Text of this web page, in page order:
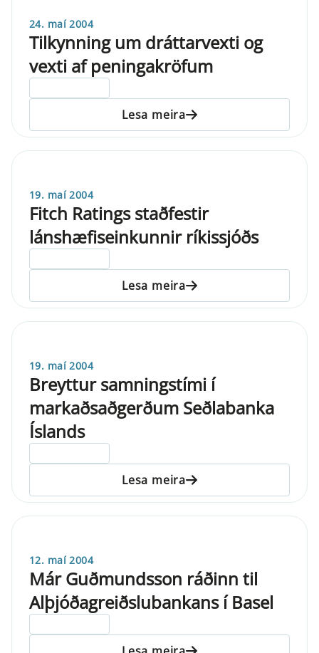
24. maí 2004
Tilkynning um dráttarvexti og
vexti af peningakröfum
Lesa meira
19. maí 2004
Fitch Ratings staðfestir
lánshæfiseinkunnir ríkissjóðs
Lesa meira
19. maí 2004
Breyttur samningstími í
markaðsaðgerðum Seðlabanka
Íslands
Lesa meira
12. maí 2004
Már Guðmundsson ráðinn til
Alþjóðagreiðslubankans í Basel